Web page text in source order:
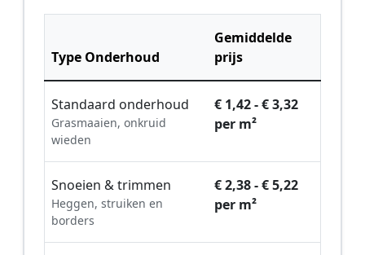
Type Onderhoud
Gemiddelde
prijs
Standaard onderhoud
Grasmaaien, onkruid
wieden
€ 1,42 - € 3,32
per m²
Snoeien & trimmen
Heggen, struiken en
borders
€ 2,38 - € 5,22
per m²